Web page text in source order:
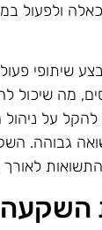
ולפעול
שיתופי
מה שיכול
להקל על
גבוהה.
לאורך
השקעה